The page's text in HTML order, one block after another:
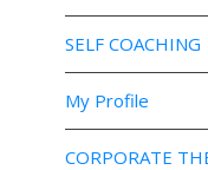
SELF COACHING
My Profile
CORPORATE